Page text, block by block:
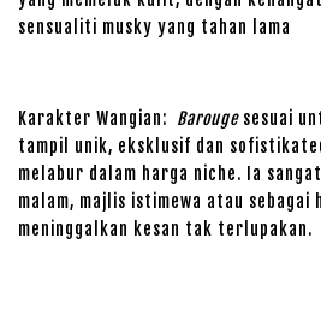
sensualiti musky yang tahan lama
Karakter Wangian: Barougesesuai
tampil unik, eksklusif dan
melabur dalam harga niche. Ia
malam, majlis istimewa atau sebagai
meninggalkan kesan tak terlupakan.